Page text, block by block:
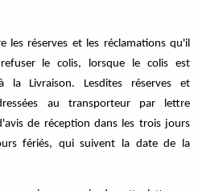
les réserves et les réclamations qu'il
le colis, lorsque le colis est
la Livraison. Lesdites réserves et
au transporteur par lettre
de réception dans les trois jours
fériés, qui suivent la date de la